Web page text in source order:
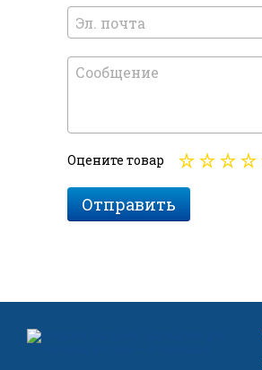
Оцените товар
Отправить